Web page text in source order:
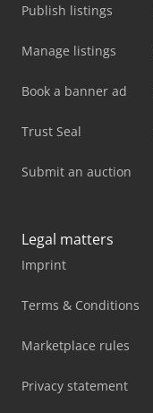
Publish listings
Manage listings
Book a banner ad
Trust Seal
Submit an auction
Legal matters
Imprint
Terms & Conditions
Marketplace rules
Privacy statement